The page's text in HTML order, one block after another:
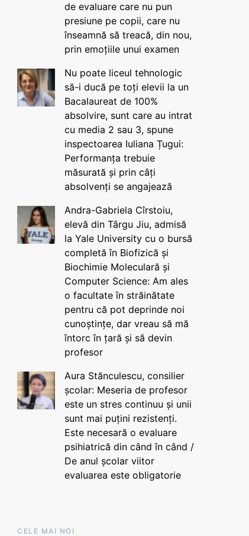
de evaluare care nu pun
presiune pe copii, care nu
înseamnă să treacă, din nou,
prin emoțiile unui examen
Nu poate liceul tehnologic
să-i ducă pe toți elevii la un
Bacalaureat de 100%
absolvire, sunt care au intrat
cu media 2 sau 3, spune
inspectoarea Iuliana Țugui:
Performanța trebuie
măsurată și prin câți
absolvenți se angajează
Andra-Gabriela Cîrstoiu,
elevă din Târgu Jiu, admisă
la Yale University cu o bursă
completă în Biofizică și
Biochimie Moleculară și
Computer Science: Am ales
o facultate în străinătate
pentru că pot deprinde noi
cunoștințe, dar vreau să mă
întorc în țară și să devin
profesor
Aura Stănculescu, consilier
școlar: Meseria de profesor
este un stres continuu și unii
sunt mai puțini rezistenți.
Este necesară o evaluare
psihiatrică din când în când /
De anul școlar viitor
evaluarea este obligatorie
CELE MAI NOI